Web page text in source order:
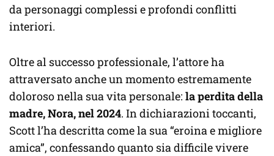
da personaggi complessi e profondi conflitti
interiori.
Oltre al successo professionale, l’attore ha
attraversato anche un momento estremamente
doloroso nella sua vita personale: la perdita della
madre, Nora, nel 2024. In dichiarazioni toccanti,
Scott l’ha descritta come la sua “eroina e migliore
amica”, confessando quanto sia difficile vivere